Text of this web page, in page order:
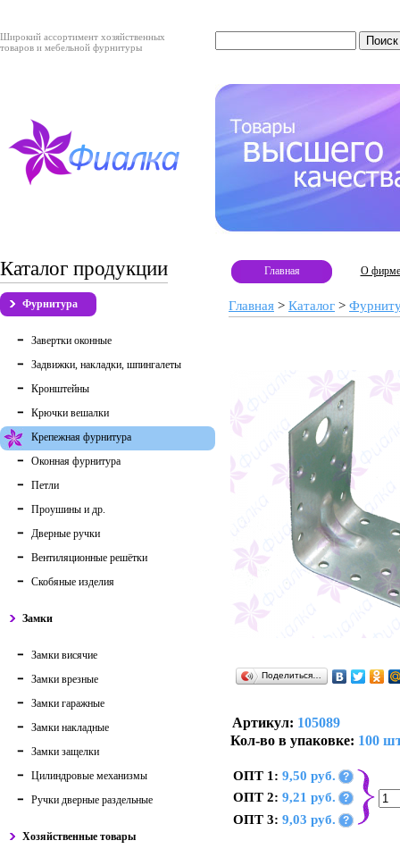
Широкий ассортимент хозяйственных
товаров и мебельной фурнитуры
Каталог продукции
Фурнитура
Завертки оконные
Задвижки, накладки, шпингалеты
Кронштейны
Крючки вешалки
Крепежная фурнитура
Оконная фурнитура
Петли
Проушины и др.
Дверные ручки
Вентиляционные решётки
Скобяные изделия
Замки
Замки висячие
Замки врезные
Замки гаражные
Замки накладные
Замки защелки
Цилиндровые механизмы
Ручки дверные раздельные
Хозяйственные товары
Главная О фирме
Главная > Каталог >
Поделиться…
Артикул: 105089
Кол-во в упаковке: 100
ОПТ 1: 9,50 руб. ?
ОПТ 2: 9,21 руб. ?
ОПТ 3: 9,03 руб. ?